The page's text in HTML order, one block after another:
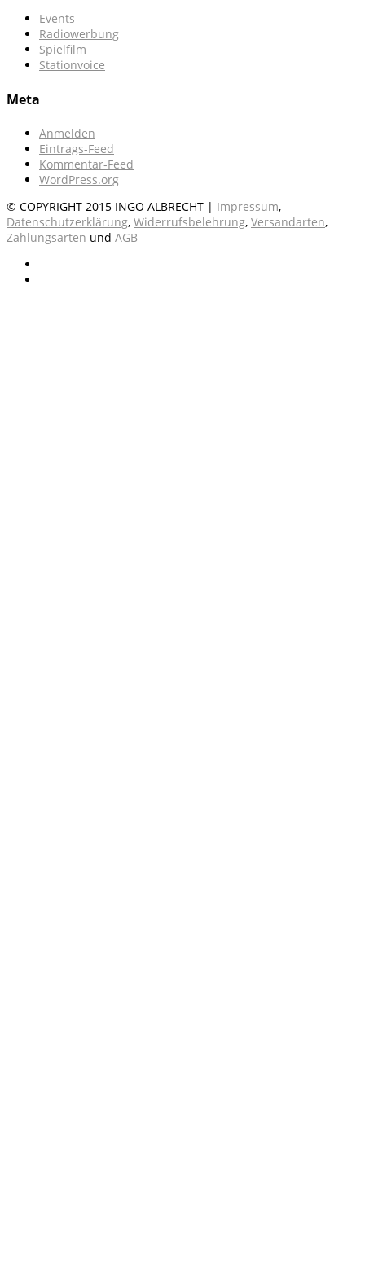
Events
Radiowerbung
Spielfilm
Stationvoice
Meta
Anmelden
Eintrags-Feed
Kommentar-Feed
WordPress.org
© COPYRIGHT 2015 INGO ALBRECHT | Impressum,
Datenschutzerklärung, Widerrufsbelehrung, Versandarten,
Zahlungsarten und AGB